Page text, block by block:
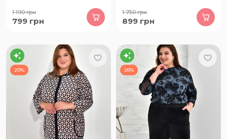
1 190грн
799 грн
1 750грн
899 грн
20% 26%